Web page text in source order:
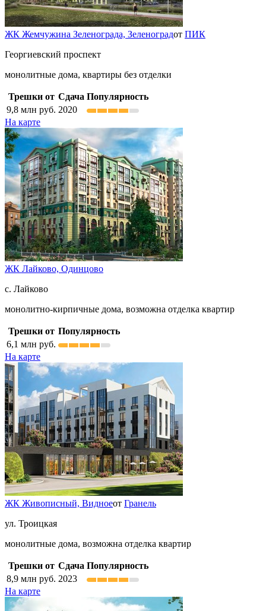
ЖК Жемчужина Зеленограда, Зеленоградот ПИК
Георгиевский проспект
монолитные дома, квартиры без отделки
Трешки от Сдача Популярность
9,8 млн руб. 2020
На карте
ЖК Лайково, Одинцово
с. Лайково
монолитно-кирпичные дома, возможна отделка квартир
Трешки от Популярность
6,1 млн руб.
На карте
ЖК Живописный, Видноеот Гранель
ул. Троицкая
монолитные дома, возможна отделка квартир
Трешки от Сдача Популярность
8,9 млн руб. 2023
На карте